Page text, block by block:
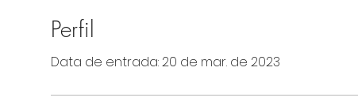
Perfil
Data de entrada: 20 de mar. de 2023